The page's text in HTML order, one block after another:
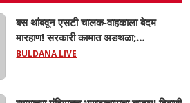
बस थांबवून एसटी चालक-वाहकाला बेदम
मारहाण! सरकारी कामात अडथळा;
प्रवाशांसमोर धिंगाणा घालणाऱ्या तिघांविरुद्ध
BULDANA LIVE